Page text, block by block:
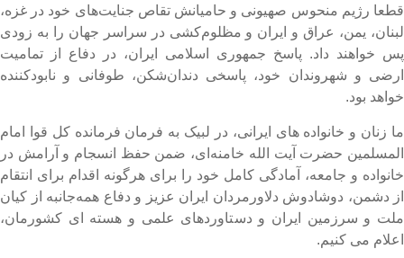
رژیم منحوس صهیونی و حامیانش تقاص جنایت‌های خود در غزه،
یمن، عراق و ایران و مظلوم‌کشی در سراسر جهان را به زودی
خواهند داد. پاسخ جمهوری اسلامی ایران، در دفاع از تمامیت
و شهروندان خود، پاسخی دندان‌شکن، طوفانی و نابودکننده
بود.
زنان و خانواده های ایرانی، در لبیک به فرمان فرمانده کل قوا امام
حضرت آیت الله خامنه‌ای، ضمن حفظ انسجام و آرامش در
و جامعه، آمادگی کامل خود را برای هرگونه اقدام برای انتقام
دشمن، دوشادوش دلاورمردان ایران عزیز و دفاع همه‌جانبه از کیان
و سرزمین ایران و دستاوردهای علمی و هسته ای کشورمان،
می کنیم.